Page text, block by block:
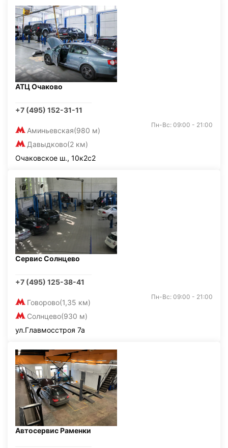
АТЦ Очаково
+7 (495) 152-31-11
Аминьевская(980 м)
Давыдково(2 км)
Пн-Вс: 09:00 - 21:00
Очаковское ш., 10к2с2
Сервис Солнцево
+7 (495) 125-38-41
Говорово(1,35 км)
Солнцево(930 м)
Пн-Вс: 09:00 - 21:00
ул.Главмосстроя 7а
Автосервис Раменки